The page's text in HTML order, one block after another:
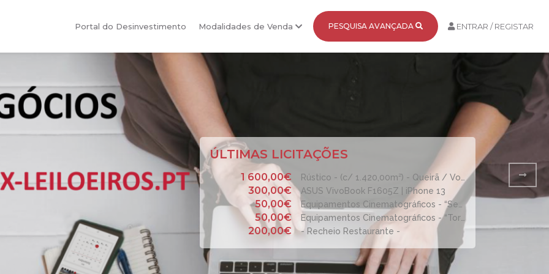
Portal do Desinvestimento Modalidades de Venda PESQUISA AVANÇADA ENTRAR / REGISTAR
ÚLTIMAS LICITAÇÕES
1 600,00€
300,00€ ASUS VivoBook F1605Z | iPhone 13
50,00€
50,00€
200,00€ - Recheio Restaurante -